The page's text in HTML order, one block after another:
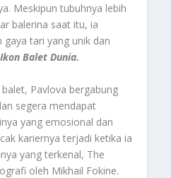
Meskipun tubuhnya lebih
balerina saat itu, ia
tari yang unik dan
Balet Dunia.
Pavlova bergabung
segera mendapat
yang emosional dan
kariernya terjadi ketika ia
yang terkenal, The
oleh Mikhail Fokine.